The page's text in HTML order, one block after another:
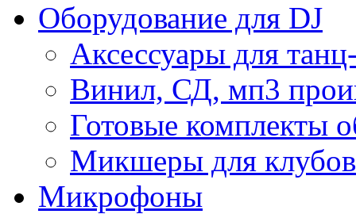
Оборудование для DJ
Аксессуары для
Винил, СД, мп3
Готовые комплекты
Микшеры для клубов
Микрофоны